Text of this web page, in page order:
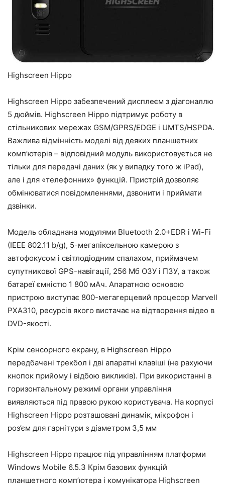
Highscreen Hippo
Highscreen Hippo забезпечений дисплеєм з діагоналлю
5 дюймів. Highscreen Hippo підтримує роботу в
стільникових мережах GSM/GPRS/EDGE і UMTS/HSPDA.
Важлива відмінність моделі від деяких планшетних
комп’ютерів – відповідний модуль використовується не
тільки для передачі даних (як у випадку того ж iPad),
але і для «телефонних» функцій. Пристрій дозволяє
обмінюватися повідомленнями, дзвонити і приймати
дзвінки.
Модель обладнана модулями Bluetooth 2.0+EDR і Wi-Fi
(IEEE 802.11 b/g), 5-мегапіксельною камерою з
автофокусом і світлодіодним спалахом, приймачем
супутникової GPS-навігації, 256 Мб ОЗУ і ПЗУ, а також
батареї ємністю 1 800 мАч. Апаратною основою
пристрою виступає 800-мегагерцевий процесор Marvell
PXA310, ресурсів якого вистачає на відтворення відео в
DVD-якості.
Крім сенсорного екрану, в Highscreen Hippo
передбачені трекбол і дві апаратні клавіші (не рахуючи
кнопок прийому і відбою викликів). При використанні в
горизонтальному режимі органи управління
виявляються під правою рукою користувача. На корпусі
Highscreen Hippo розташовані динамік, мікрофон і
роз’єм для гарнітури з діаметром 3,5 мм
Highscreen Hippo працює під управлінням платформи
Windows Mobile 6.5.3 Крім базових функцій
планшетного комп’ютера і комунікатора Highscreen